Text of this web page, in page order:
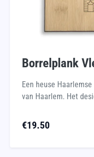
Borrelplank
Een heuse
van Haarlem. Het
€19.50